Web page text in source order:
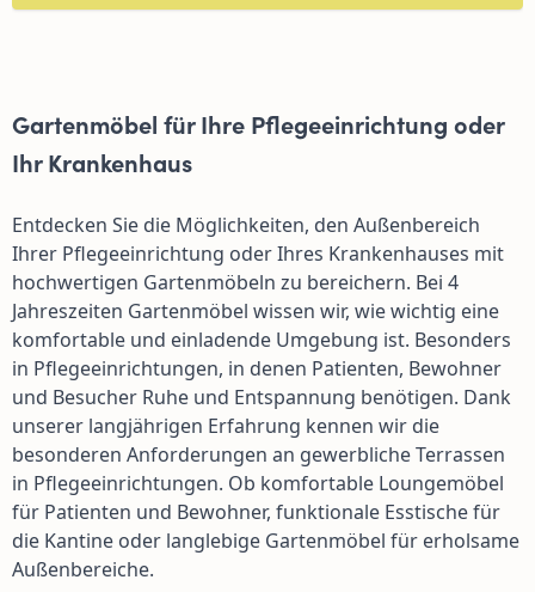
Gartenmöbel für Ihre Pflegeeinrichtung oder
Ihr Krankenhaus
Entdecken Sie die Möglichkeiten, den Außenbereich
Ihrer Pflegeeinrichtung oder Ihres Krankenhauses mit
hochwertigen Gartenmöbeln zu bereichern. Bei 4
Jahreszeiten Gartenmöbel wissen wir, wie wichtig eine
komfortable und einladende Umgebung ist. Besonders
in Pflegeeinrichtungen, in denen Patienten, Bewohner
und Besucher Ruhe und Entspannung benötigen. Dank
unserer langjährigen Erfahrung kennen wir die
besonderen Anforderungen an gewerbliche Terrassen
in Pflegeeinrichtungen. Ob komfortable Loungemöbel
für Patienten und Bewohner, funktionale Esstische für
die Kantine oder langlebige Gartenmöbel für erholsame
Außenbereiche.